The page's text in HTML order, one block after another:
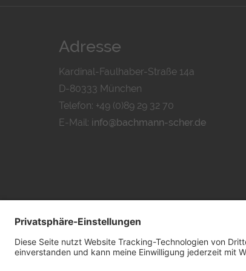
Adresse
Kardinal-Faulhaber-Straße 14a
D-80333 München
Telefon: +49 (0)89 29 32 70
E-Mail: info@bachmann-scher.de